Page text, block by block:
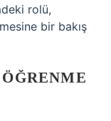
rolü,
bir bakış